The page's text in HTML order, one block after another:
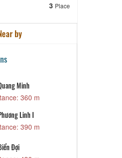
3 Place
by
Sea Hotel
490 m
sạn Nam Phong
510 m